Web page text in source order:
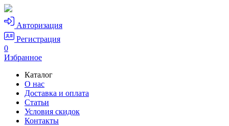
Авторизация
Регистрация
0
Избранное
Каталог
О нас
Доставка и оплата
Статьи
Условия скидок
Контакты